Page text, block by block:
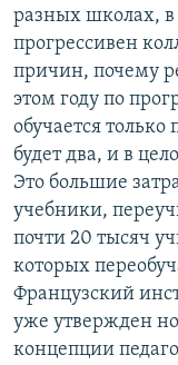
разных школах, в
прогрессивен
причин, почему
этом году по
обучается
будет два, и в
Это большие
учебники,
почти 20 тысяч
которых
Французский
уже утвержден
концепции